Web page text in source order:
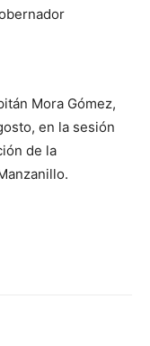
Mora Gómez,
en la sesión
de la